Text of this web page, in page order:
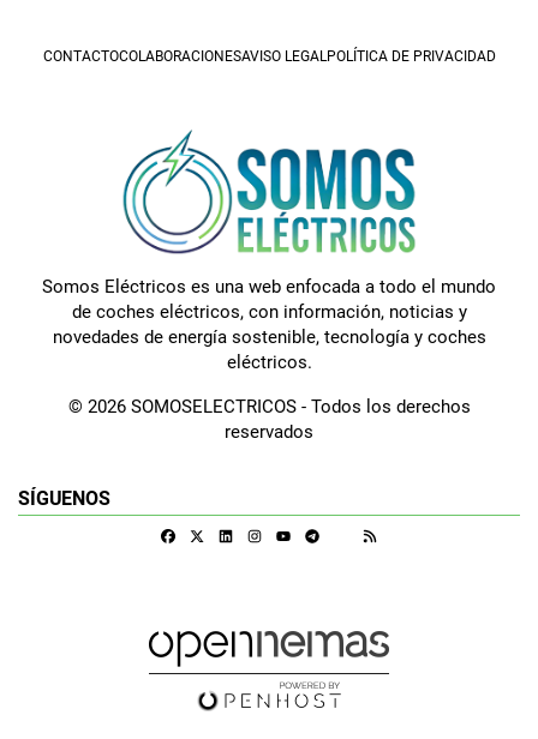
CONTACTOCOLABORACIONESAVISO LEGALPOLÍTICA DE PRIVACIDAD
Somos Eléctricos es una web enfocada a todo el mundo
de coches eléctricos, con información, noticias y
novedades de energía sostenible, tecnología y coches
eléctricos.
© 2026 SOMOSELECTRICOS - Todos los derechos
reservados
SÍGUENOS
FacebookLinkedinInstagramTelegram
Google Discover